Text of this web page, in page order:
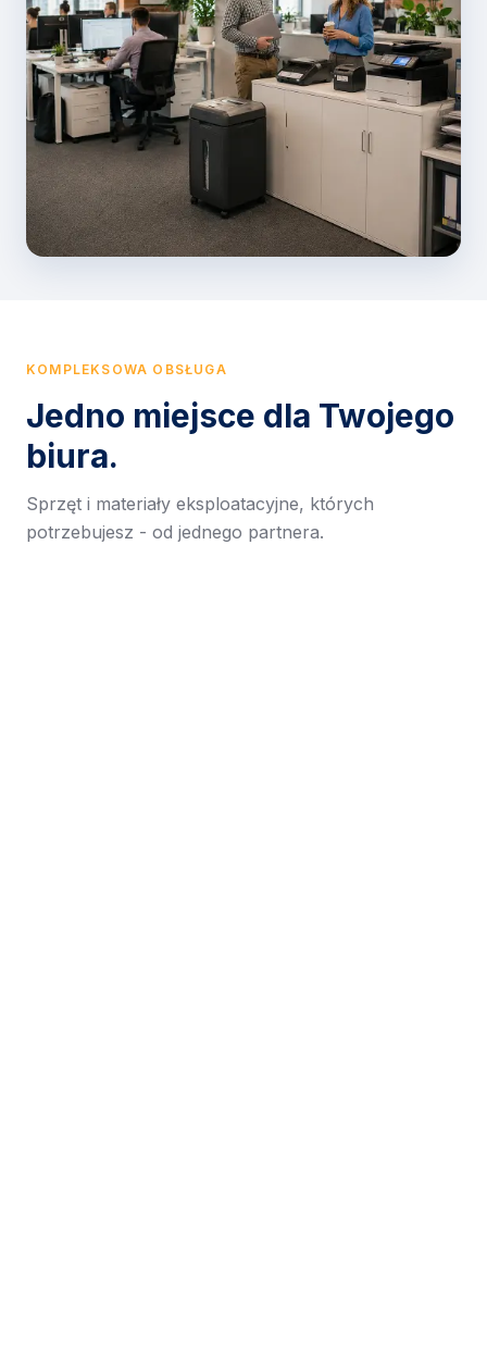
KOMPLEKSOWA OBSŁUGA
Jedno miejsce dla Twojego
biura.
Sprzęt i materiały eksploatacyjne, których
potrzebujesz - od jednego partnera.